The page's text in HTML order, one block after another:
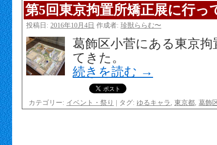
第5回東京拘置所矯正展に行っ
投稿日: 2016年10月4日 作成者: 珍獣ららむ〜
葛飾区小菅にある東京
てきた。
続きを読む →
カテゴリー: イベント・祭り | タグ: ゆるキャラ 東京都 葛飾